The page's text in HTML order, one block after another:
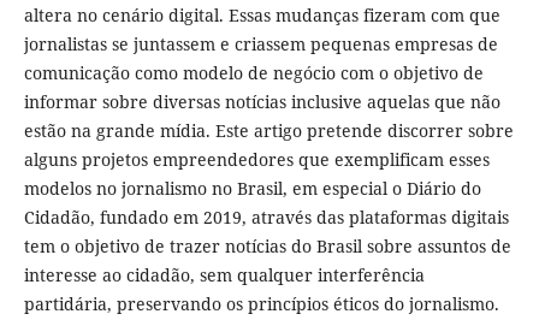
altera no cenário digital. Essas mudanças fizeram com que
jornalistas se juntassem e criassem pequenas empresas de
comunicação como modelo de negócio com o objetivo de
informar sobre diversas notícias inclusive aquelas que não
estão na grande mídia. Este artigo pretende discorrer sobre
alguns projetos empreendedores que exemplificam esses
modelos no jornalismo no Brasil, em especial o Diário do
Cidadão, fundado em 2019, através das plataformas digitais
tem o objetivo de trazer notícias do Brasil sobre assuntos de
interesse ao cidadão, sem qualquer interferência
partidária, preservando os princípios éticos do jornalismo.